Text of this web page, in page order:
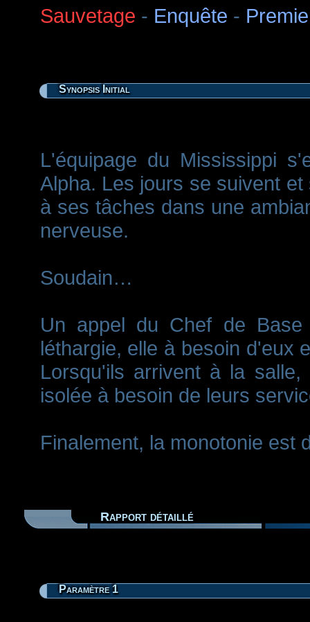
Sauvetage - Enquête -
Synopsis Initial
L'équipage du Mississippi
Alpha. Les jours se suivent
à ses tâches dans une
nerveuse.
Soudain…
Un appel du Chef de Base
léthargie, elle à besoin d'eux
Lorsqu'ils arrivent à la
isolée à besoin de leurs
Finalement, la monotonie
Rapport détaillé
Paramètre 1